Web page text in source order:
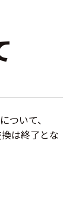
ついて、
は終了とな